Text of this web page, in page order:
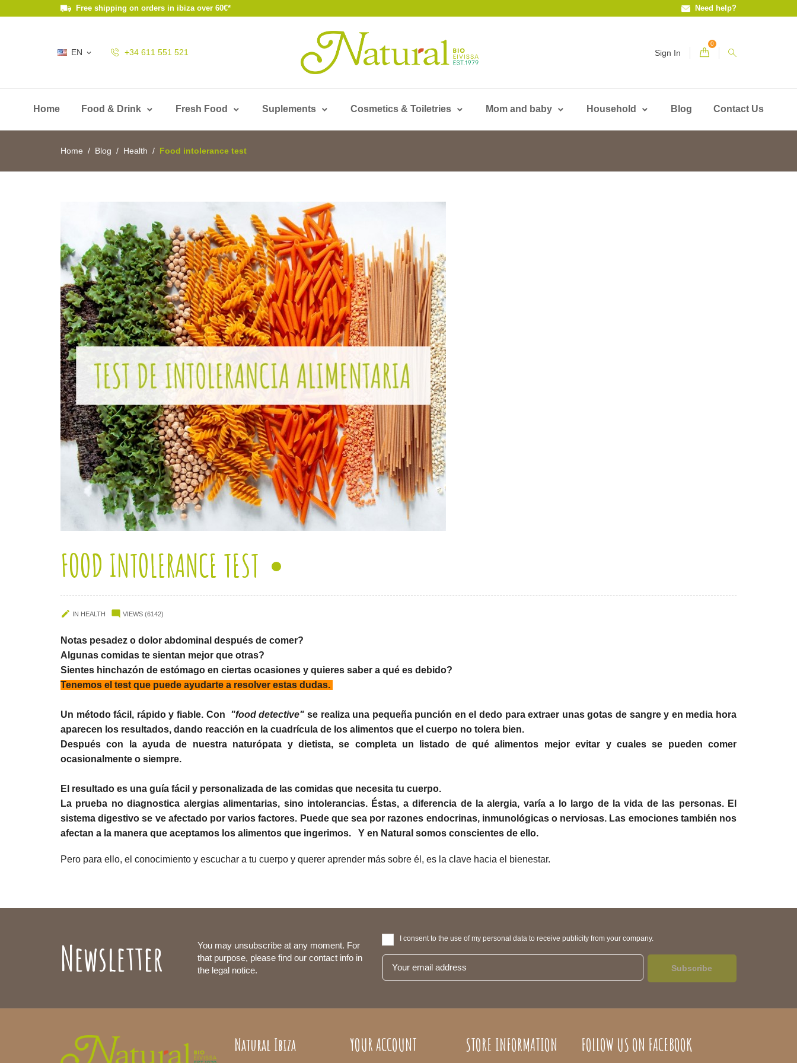
Free shipping on orders in ibiza over 60€* Need help?
EN  +34 611 551 521 Sign In
0
Home Food & Drink Fresh Food Suplements Cosmetics & Toiletries Mom and baby Household Blog Contact Us
Home Blog Health Food intolerance test
FOOD INTOLERANCE TEST
 IN HEALTH  VIEWS (6142)
Notas pesadez o dolor abdominal después de comer?
Algunas comidas te sientan mejor que otras?
Sientes hinchazón de estómago en ciertas ocasiones y quieres saber a qué es debido?
Tenemos el test que puede ayudarte a resolver estas dudas.
Un método fácil, rápido y fiable. Con "food detective" se realiza una pequeña punción en el dedo para extraer unas gotas de sangre y en media hora
aparecen los resultados, dando reacción en la cuadrícula de los alimentos que el cuerpo no tolera bien.
Después con la ayuda de nuestra naturópata y dietista, se completa un listado de qué alimentos mejor evitar y cuales se pueden comer
ocasionalmente o siempre.
El resultado es una guía fácil y personalizada de las comidas que necesita tu cuerpo.
La prueba no diagnostica alergias alimentarias, sino intolerancias. Éstas, a diferencia de la alergia, varía a lo largo de la vida de las personas. El
sistema digestivo se ve afectado por varios factores. Puede que sea por razones endocrinas, inmunológicas o nerviosas. Las emociones también nos
afectan a la manera que aceptamos los alimentos que ingerimos. Y en Natural somos conscientes de ello.
Pero para ello, el conocimiento y escuchar a tu cuerpo y querer aprender más sobre él, es la clave hacia el bienestar.
Newsletter
You may unsubscribe at any moment. For
that purpose, please find our contact info in
the legal notice.
I consent to the use of my personal data to receive publicity from your company.
Subscribe
Natural Ibiza YOUR ACCOUNT STORE INFORMATION FOLLOW US ON FACEBOOK